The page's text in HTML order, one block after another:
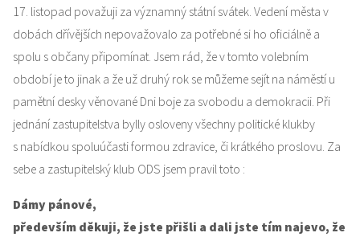
17. listopad považuji za významný státní svátek. Vedení města v
dobách dřívějších nepovažovalo za potřebné si ho oficiálně a
spolu s občany připomínat. Jsem rád, že v tomto volebním
období je to jinak a že už druhý rok se můžeme sejít na náměstí u
pamětní desky věnované Dni boje za svobodu a demokracii. Při
jednání zastupitelstva bylly osloveny všechny politické klukby
s nabídkou spoluúčasti formou zdravice, či krátkého proslovu. Za
sebe a zastupitelský klub ODS jsem pravil toto :
Dámy pánové,
především děkuji, že jste přišli a dali jste tím najevo, že